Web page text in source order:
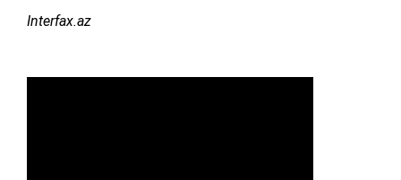
Interfax.az